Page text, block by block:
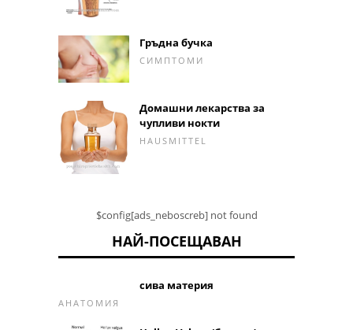
Гръдна бучка
СИМПТОМИ
Домашни лекарства за
чупливи нокти
HAUSMITTEL
$config[ads_neboscreb] not found
НАЙ-ПОСЕЩАВАН
сива материя
АНАТОМИЯ